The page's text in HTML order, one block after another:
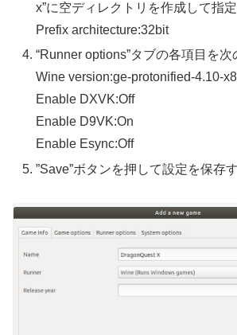
x”に空ディレクトリを作成して指定
Prefix architecture:32bit
“Runner options”タブの各項目を
Wine version:ge-protonified-4.10-
Enable DXVK:Off
Enable D9VK:On
Enable Esync:Off
”Save”ボタンを押して設定を保存